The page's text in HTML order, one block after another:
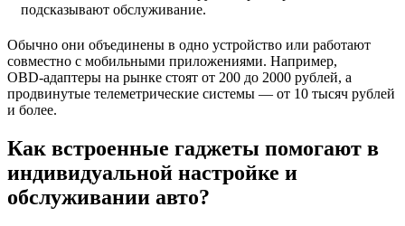
подсказывают обслуживание.
Обычно они объединены в одно устройство или работают
совместно с мобильными приложениями. Например,
OBD‑адаптеры на рынке стоят от 200 до 2000 рублей, а
продвинутые телеметрические системы — от 10 тысяч рублей
и более.
Как встроенные гаджеты помогают в
индивидуальной настройке и
обслуживании авто?